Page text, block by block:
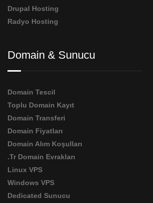
Drupal Hosting
Radyo Hosting
Domain & Sunucu
Domain Tescil
Toplu Domain Kayıt
Domain Transferi
Domain Fiyatları
Domain Alım Koşulları
.Tr Domain Evrakları
Linux VPS
Windows VPS
Dedicated Sunucu